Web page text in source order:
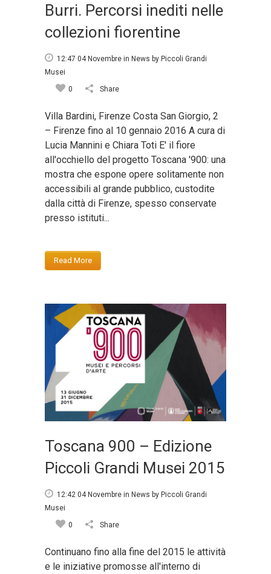
Burri. Percorsi inediti nelle
collezioni fiorentine
12:47 04 Novembre in News by Piccoli Grandi
Musei
0
Share
Villa Bardini, Firenze Costa San Giorgio, 2
– Firenze fino al 10 gennaio 2016 A cura di
Lucia Mannini e Chiara Toti E' il fiore
all'occhiello del progetto Toscana '900: una
mostra che espone opere solitamente non
accessibili al grande pubblico, custodite
dalla città di Firenze, spesso conservate
presso istituti...
Read More
Toscana 900 – Edizione
Piccoli Grandi Musei 2015
12:42 04 Novembre in News by Piccoli Grandi
Musei
0
Share
Continuano fino alla fine del 2015 le attività
e le iniziative promosse all'interno di